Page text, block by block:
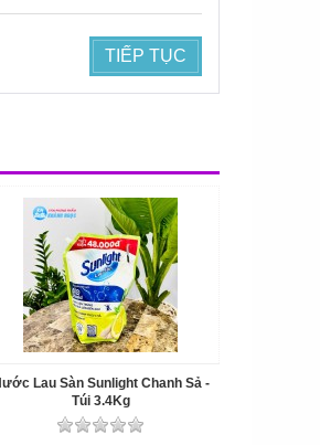
TIẾP TỤC
Lau Sàn Sunlight Chanh Sả -
Túi 3.4Kg